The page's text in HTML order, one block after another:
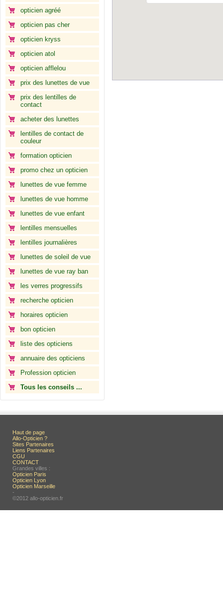
opticien agréé
opticien pas cher
opticien kryss
opticien atol
opticien afflelou
prix des lunettes de vue
prix des lentilles de
contact
acheter des lunettes
lentilles de contact de
couleur
formation opticien
promo chez un opticien
lunettes de vue femme
lunettes de vue homme
lunettes de vue enfant
lentilles mensuelles
lentilles journalières
lunettes de soleil de vue
lunettes de vue ray ban
les verres progressifs
recherche opticien
horaires opticien
bon opticien
liste des opticiens
annuaire des opticiens
Profession opticien
Tous les conseils ...
Haut de page
Allo-Opticien ?
Sites Partenaires
Liens Partenaires
CGU
CONTACT
Grandes villes :
Opticien Paris
Opticien Lyon
Opticien Marseille
-
©2012 allo-opticien.fr